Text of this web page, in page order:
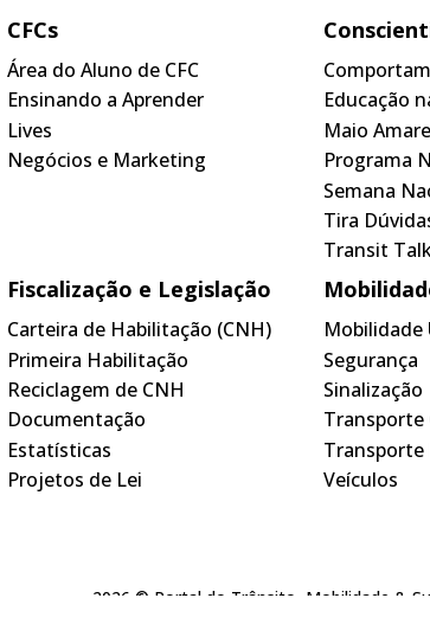
CFCs
Área do Aluno de CFC
Ensinando a Aprender
Lives
Negócios e Marketing
Educação
Maio
Programa
Semana
Tira
Transit
Fiscalização e Legislação
Carteira de Habilitação (CNH)
Primeira Habilitação
Reciclagem de CNH
Documentação
Estatísticas
Projetos de Lei
Mobilidade
Segurança
Sinalização
Transporte
Transporte
Veículos
2026 © Portal do Trânsito, Mobilidade &